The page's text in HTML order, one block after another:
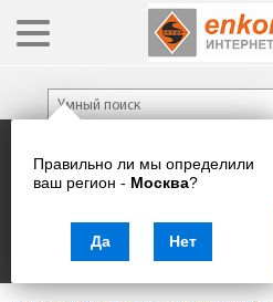
Правильно ли мы определили
ваш регион - Москва?
Да Нет
Каталог товаров